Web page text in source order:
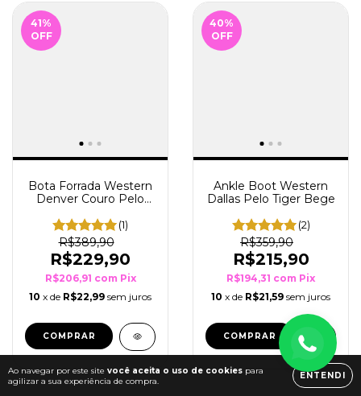
Ao navegar por este site você aceita o uso de cookies para
agilizar a sua experiência de compra.
ENTENDI
41%
OFF
Bota Forrada Western
Denver Couro Pelo
(1)
R$389,90
R$229,90
R$206,91 com Pix
10 x de R$22,99 sem juros
COMPRAR
40%
OFF
Ankle Boot Western
Dallas Pelo Tiger Bege
(2)
R$359,90
R$215,90
R$194,31 com Pix
10 x de R$21,59 sem juros
COMPRAR